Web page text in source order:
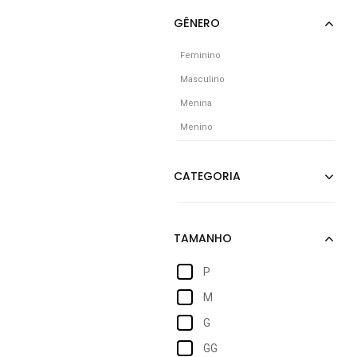
Feminino
Masculino
Menina
Menino
P
M
G
GG